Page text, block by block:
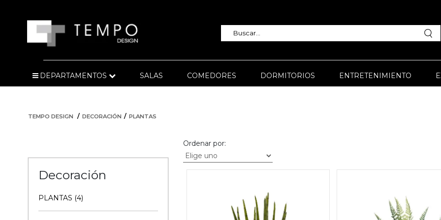
DEPARTAMENTOS SALAS COMEDORES DORMITORIOS ENTRETENIMIENTO
TEMPO DESIGN DECORACIÓN PLANTAS
Decoración
PLANTAS (4)
Ordenar por: